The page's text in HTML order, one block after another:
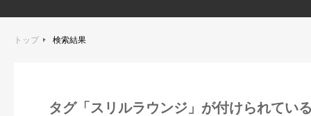
トップ 検索結果
タグ「スリルラウンジ」が付けられてい